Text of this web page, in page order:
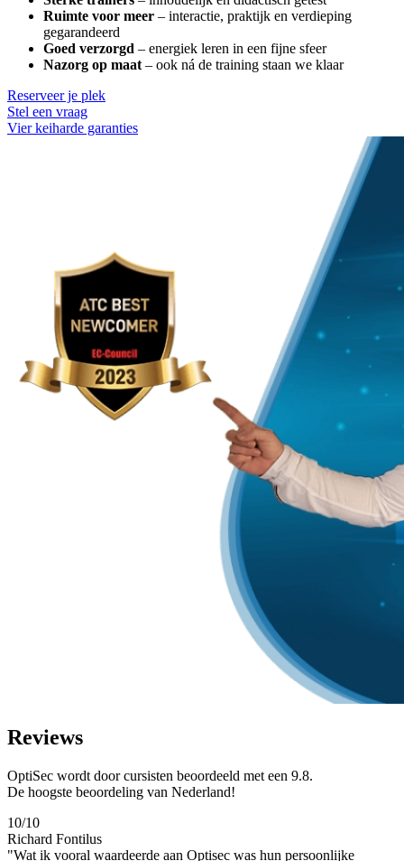
Ruimte voor meer – interactie, praktijk en verdieping
gegarandeerd
Goed verzorgd – energiek leren in een fijne sfeer
Nazorg op maat– ook ná de training staan we klaar
Reserveer je plek
Stel een vraag
Vier keiharde garanties
Reviews
OptiSec wordt door cursisten beoordeeld met een 9.8.
De hoogste beoordeling van Nederland!
10/10
Richard Fontilus
"Wat ik vooral waardeerde aan Optisec was hun persoonlijke